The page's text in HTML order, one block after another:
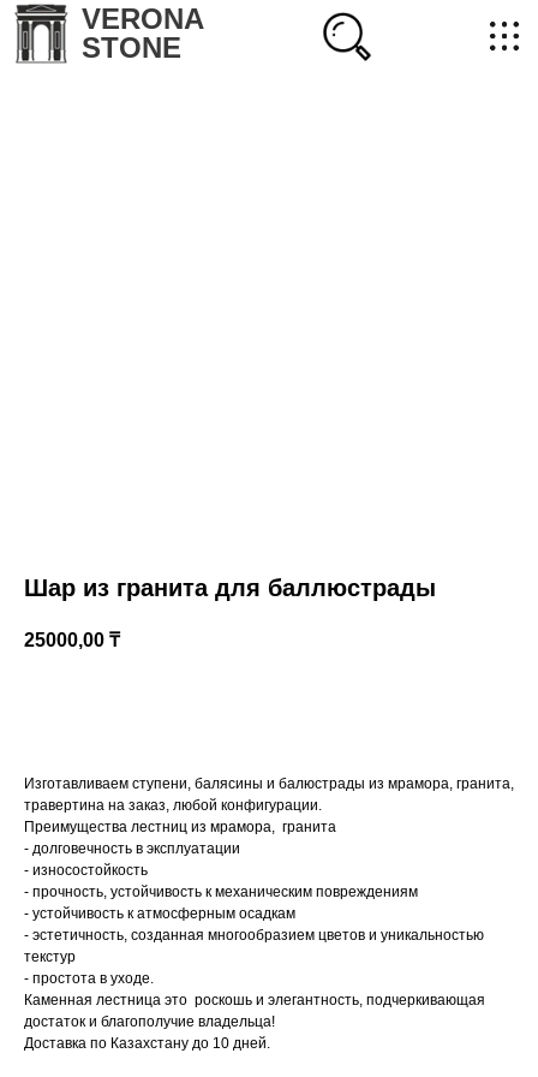
VERONA
STONE
Казахстан, Алматы, ул Султана Бейбарыса,
32
Шар из гранита для баллюстрады
25000,00 ₸
Изготавливаем ступени, балясины и балюстрады из мрамора, гранита,
травертина на заказ, любой конфигурации.
Преимущества лестниц из мрамора, гранита
- долговечность в эксплуатации
- износостойкость
- прочность, устойчивость к механическим повреждениям
- устойчивость к атмосферным осадкам
- эстетичность, созданная многообразием цветов и уникальностью
текстур
- простота в уходе.
Каменная лестница это роскошь и элегантность, подчеркивающая
достаток и благополучие владельца!
Доставка по Казахстану до 10 дней.